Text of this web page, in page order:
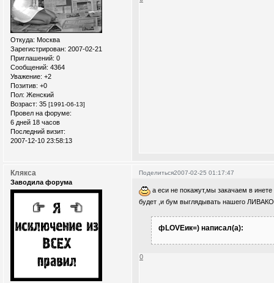
Откуда: Москва
Зарегистрирован: 2007-02-21
Приглашений: 0
Сообщений: 4364
Уважение: +2
Позитив: +0
Пол: Женский
Возраст: 35 [1991-06-13]
Провел на форуме:
6 дней 18 часов
Последний визит:
2007-12-10 23:58:13
Поделиться2007-02-25 01:17:47
Клякса
Заводила форума
а еси не покажут,мы закачаем в
будет ,и бум выглядывать нашего
фLOVEик=) написал(а):
0